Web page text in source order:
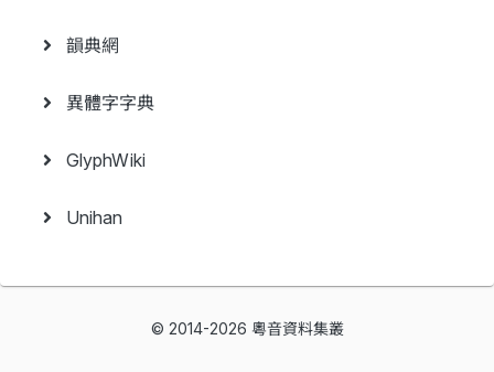
韻典網
異體字字典
GlyphWiki
Unihan
© 2014-2026 粵音資料集叢